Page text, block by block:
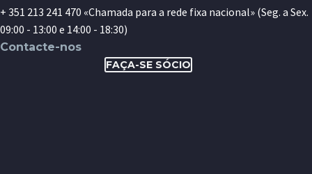
+ 351 213 241 470 «Chamada para a rede fixa nacional» (Seg. a Sex.
09:00 - 13:00 e 14:00 - 18:30)
Contacte-nos
FAÇA-SE SÓCIO